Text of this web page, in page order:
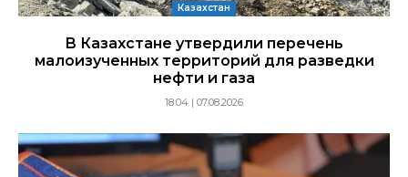
Казахстан
В Казахстане утвердили перечень
малоизученных территорий для разведки
нефти и газа
18:04 | 07.08.2026